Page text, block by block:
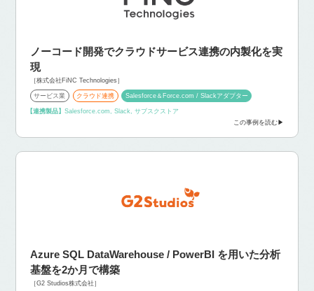
ノーコード開発でクラウドサービス連携の内製化を実
現
［株式会社FiNC Technologies］
サービス業 クラウド連携 Salesforce＆Force.com / Slackアダプター
【連携製品】Salesforce.com, Slack, サブスクストア
この事例を読む
Azure SQL DataWarehouse / PowerBI を用いた分析
基盤を2か月で構築
［G2 Studios株式会社］